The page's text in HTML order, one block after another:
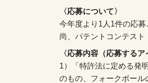
〈応募について〉
今年度より1人1件の応募
尚、パテントコンテスト
〈応募内容（応募する
1）「特許法に定める発
のもの、フォークボール